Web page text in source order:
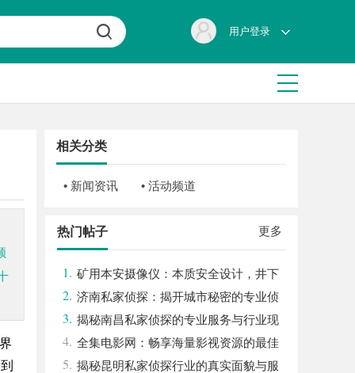
用户登录
相关分类
• 新闻资讯 • 活动频道
更多
热门帖子
1. 矿用本安摄像仪：本质安全设计，井下
高危区域放心用
2. 济南私家侦探：揭开城市秘密的专业侦
查服务
3. 揭秘南昌私家侦探的专业服务与行业现
状全面解析
4. 全集电影网：畅享海量影视资源的最佳
选择
5. 揭秘昆明私家侦探行业的真实面貌与服